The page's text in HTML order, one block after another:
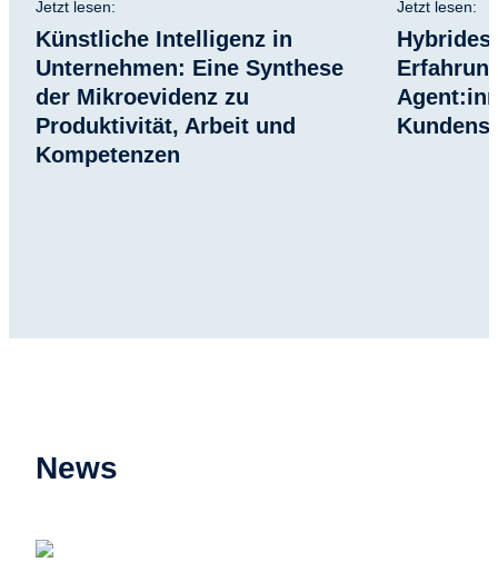
Jetzt lesen:
Künstliche Intelligenz in
Unternehmen: Eine Synthese
der Mikroevidenz zu
Produktivität, Arbeit und
Kompetenzen
Jetzt lesen:
Hybrides
News